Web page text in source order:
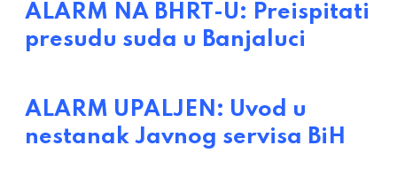
ALARM NA BHRT-U: Preispitati
presudu suda u Banjaluci
ALARM UPALJEN: Uvod u
nestanak Javnog servisa BiH